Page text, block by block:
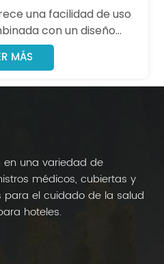
una facilidad de uso
con un diseño
especialmente
discreta e higiénica,
de higiene femenina se
y se transfieren de
Mejore su rutina
más inteligente y limpia.
MÁS
en una variedad de
médicos, cubiertas y
para el cuidado de la salud
hoteles.